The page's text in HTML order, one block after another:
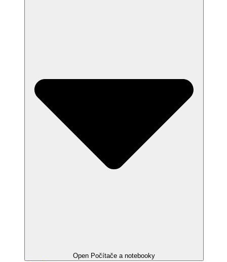
Open Počítače a notebooky